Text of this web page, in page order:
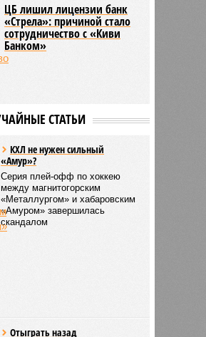
ЦБ лишил лицензии банк
«Стрела»: причиной стало
сотрудничество с «Киви
Банком»
СТАТЬИ
КХЛ не нужен сильный
«Амур»?
Серия плей-офф по хоккею
между магнитогорским
«Металлургом» и хабаровским
«Амуром» завершилась
скандалом
Отыграть назад